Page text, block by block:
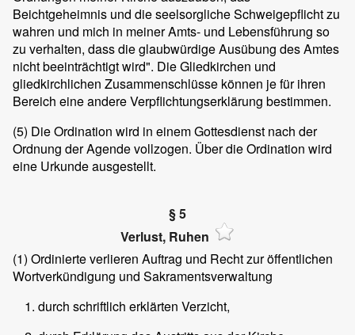
Beichtgeheimnis und die seelsorgliche Schweigepflicht zu
wahren und mich in meiner Amts- und Lebensführung so
zu verhalten, dass die glaubwürdige Ausübung des Amtes
nicht beeinträchtigt wird". Die Gliedkirchen und
gliedkirchlichen Zusammenschlüsse können je für ihren
Bereich eine andere Verpflichtungserklärung bestimmen.
(5) Die Ordination wird in einem Gottesdienst nach der
Ordnung der Agende vollzogen. Über die Ordination wird
eine Urkunde ausgestellt.
§ 5
Verlust, Ruhen
(1) Ordinierte verlieren Auftrag und Recht zur öffentlichen
Wortverkündigung und Sakramentsverwaltung
durch schriftlich erklärten Verzicht,